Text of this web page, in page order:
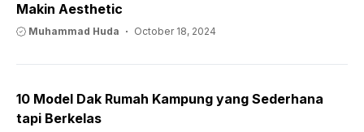
Makin Aesthetic
Muhammad Huda October 18, 2024
10 Model Dak Rumah Kampung yang Sederhana
tapi Berkelas